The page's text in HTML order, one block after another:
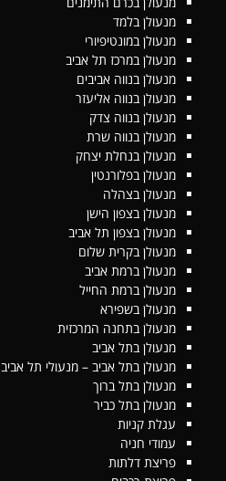
מנעולן בלמד
מנעולן במונטיפיורי
מנעולן במרכז תל אביב
מנעולן בנווה אביבים
מנעולן בנווה אליעזר
מנעולן בנווה צדק
מנעולן בנווה שרת
מנעולן בנחלת יצחק
מנעולן בפלורנטין
מנעולן בצהלה
מנעולן בצפון הישן
מנעולן בצפון תל אביב
מנעולן בקרית שלום
מנעולן ברמת אביב
מנעולן ברמת החייל
מנעולן בשפירא
מנעולן בתחנה המרכזית
מנעולן בתל אביב
מנעולן בתל אביב – מנעולי תל אביב
מנעולן בתל ברוך
מנעולן בתל כביר
עגלת קניות
עמודי חניה
פריצת דלתות